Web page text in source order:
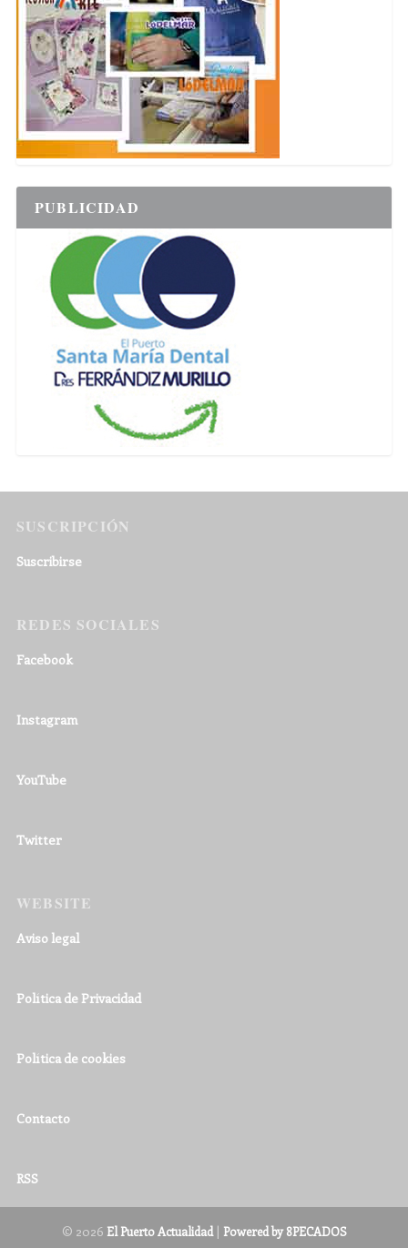
PUBLICIDAD
SUSCRIPCIÓN
Suscribirse
REDES SOCIALES
Facebook
Instagram
YouTube
Twitter
WEBSITE
Aviso legal
Política de Privacidad
Política de cookies
Contacto
RSS
© 2026 El Puerto Actualidad| Powered by 8PECADOS